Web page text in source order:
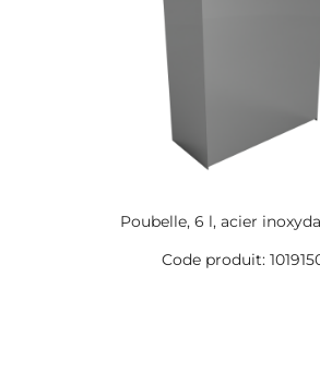
Poubelle, 6 l, acier
Code produit: